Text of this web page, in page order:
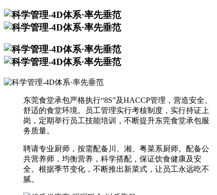
东莞食堂承包严格执行“8S”及HACCP管理，营造安全、
舒适的食堂环境。员工管理实行考核制度，实行持证上
岗，定期举行员工技能培训，不断提升东莞食堂承包服
务质量。
聘请专业厨师，按需配备川、湘、粤菜系厨师。配备公
共营养师，均衡营养，科学搭配，保证饮食健康及安
全。根据季节变化，不断推出新菜式，让员工永远吃不
腻。